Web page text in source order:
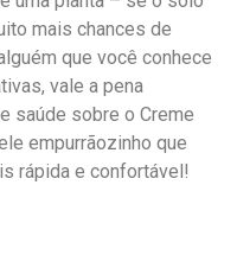
mais chances de
que você conhece
vale a pena
saúde sobre o Creme
empurrãozinho que
rápida e confortável!